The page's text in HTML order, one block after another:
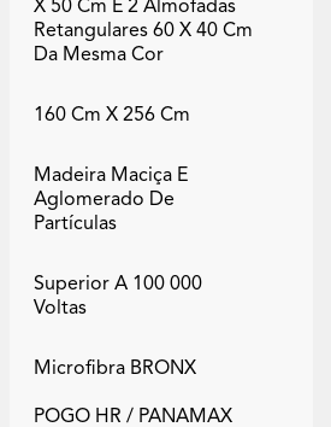
X 50 Cm E 2 Almofadas
Retangulares 60 X 40 Cm
Da Mesma Cor
160 Cm X 256 Cm
Madeira Maciça E
Aglomerado De
Partículas
Superior A 100 000
Voltas
Microfibra BRONX
POGO HR / PANAMAX